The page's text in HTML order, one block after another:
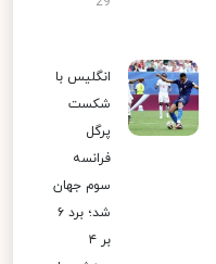
انگلیس با
شکست
پرگل
فرانسه
سوم جهان
شد؛ برد ۶
بر ۴